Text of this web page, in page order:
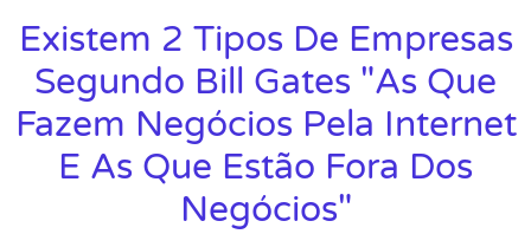
Existem 2 Tipos De Empresas
Segundo Bill Gates "As Que
Fazem Negócios Pela Internet
E As Que Estão Fora Dos
Negócios"